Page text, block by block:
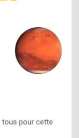
tous pour cette